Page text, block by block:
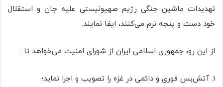
تهدیدات ماشین جنگی رژیم صهیونیستی علیه جان و استقلال
خود دست و پنجه نرم می‌کنند، ایفا نمایند.
از این رو، جمهوری اسلامی ایران از شورای امنیت می‌خواهد تا:
۱. آتش‌بس فوری و دائمی در غزه را تصویب و اجرا نماید؛